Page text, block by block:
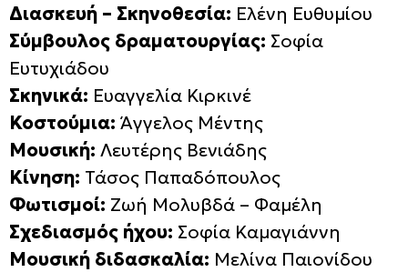
Διασκευή – Σκηνοθεσία: Ελένη Ευθυμίου
Σύμβουλος δραματουργίας: Σοφία
Ευτυχιάδου
Σκηνικά: Ευαγγελία Κιρκινέ
Κοστούμια: Άγγελος Μέντης
Μουσική: Λευτέρης Βενιάδης
Κίνηση: Τάσος Παπαδόπουλος
Φωτισμοί: Ζωή Μολυβδά – Φαμέλη
Σχεδιασμός ήχου: Σοφία Καμαγιάννη
Μουσική διδασκαλία: Μελίνα Παιονίδου